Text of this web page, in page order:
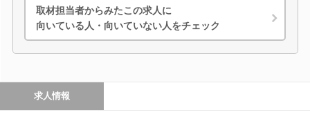
取材担当者からみたこの求人に
向いている人・向いていない人をチェック
求人情報